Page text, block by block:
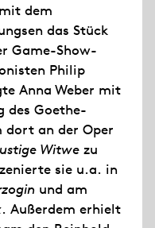
dem
das Stück
Game-Show-
Philip
Anna Weber mit
des Goethe-
an der Oper
Witwe zu
sie u.a. in
und am
. Außerdem erhielt